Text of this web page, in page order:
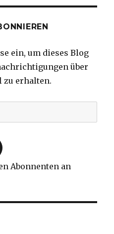
ein, um dieses Blog
über
zu erhalten.
Abonnenten an